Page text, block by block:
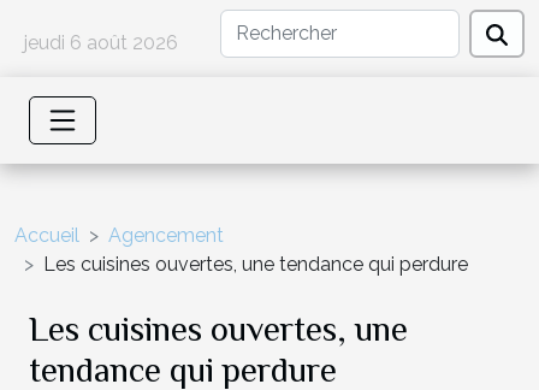
jeudi 6 août 2026
Accueil
Agencement
Les cuisines ouvertes, une tendance qui perdure
Les cuisines ouvertes, une
tendance qui perdure